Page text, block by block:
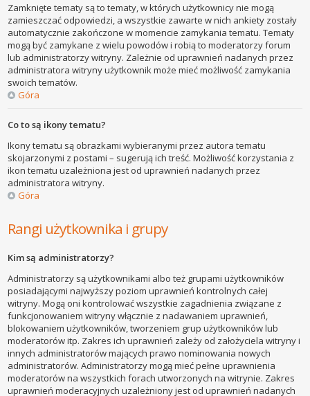
Zamknięte tematy są to tematy, w których użytkownicy nie mogą
zamieszczać odpowiedzi, a wszystkie zawarte w nich ankiety zostały
automatycznie zakończone w momencie zamykania tematu. Tematy
mogą być zamykane z wielu powodów i robią to moderatorzy forum
lub administratorzy witryny. Zależnie od uprawnień nadanych przez
administratora witryny użytkownik może mieć możliwość zamykania
swoich tematów.
Góra
Co to są ikony tematu?
Ikony tematu są obrazkami wybieranymi przez autora tematu
skojarzonymi z postami – sugerują ich treść. Możliwość korzystania z
ikon tematu uzależniona jest od uprawnień nadanych przez
administratora witryny.
Góra
Rangi użytkownika i grupy
Kim są administratorzy?
Administratorzy są użytkownikami albo też grupami użytkowników
posiadającymi najwyższy poziom uprawnień kontrolnych całej
witryny. Mogą oni kontrolować wszystkie zagadnienia związane z
funkcjonowaniem witryny włącznie z nadawaniem uprawnień,
blokowaniem użytkowników, tworzeniem grup użytkowników lub
moderatorów itp. Zakres ich uprawnień zależy od założyciela witryny i
innych administratorów mających prawo nominowania nowych
administratorów. Administratorzy mogą mieć pełne uprawnienia
moderatorów na wszystkich forach utworzonych na witrynie. Zakres
uprawnień moderacyjnych uzależniony jest od uprawnień nadanych